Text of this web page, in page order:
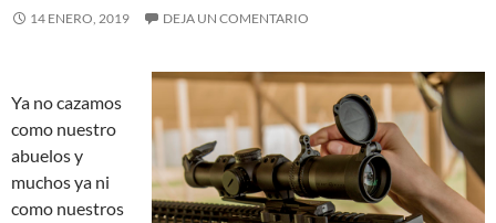
14 ENERO, 2019 DEJA UN COMENTARIO
Ya no cazamos
como nuestro
abuelos y
muchos ya ni
como nuestros